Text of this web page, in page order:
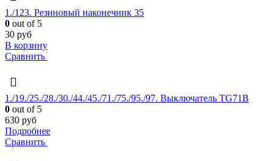
1./123. Резиновый наконечник 35
0 out of 5
30 руб
В корзину
Сравнить
1./19./25./28./30./44./45./71./75./95./97. Выключатель TG71B
0 out of 5
630 руб
Подробнее
Сравнить